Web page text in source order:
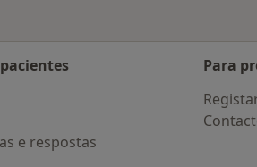
e respostas
Para